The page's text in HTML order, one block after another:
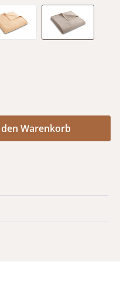
sand taupe
gewünschten
Warenkorb